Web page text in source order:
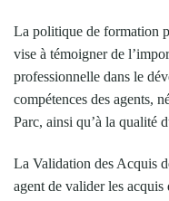
La politique de formation
vise à témoigner de
professionnelle dans le
compétences des agents,
Parc, ainsi qu’à la qualité
La Validation des Acquis
agent de valider les acquis